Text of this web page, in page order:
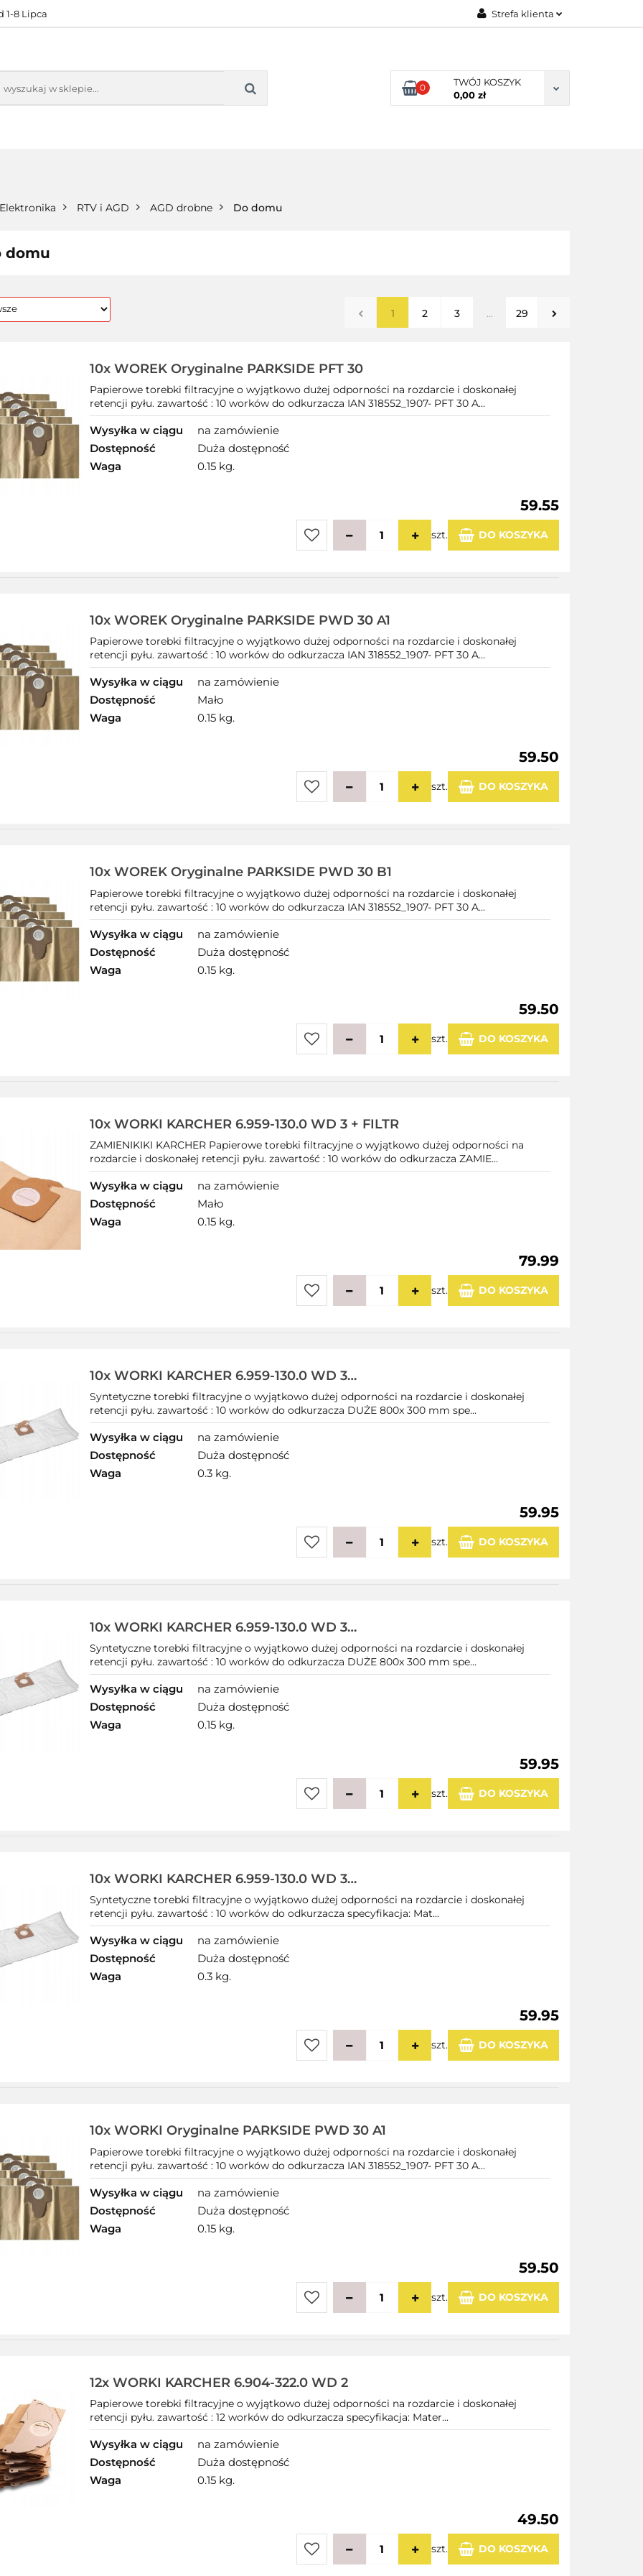
1-8 Lipca Strefa klienta
Zarejestruj się
Dodaj zgłoszenie
0
TWÓJ KOSZYK
0,00 zł
KONTAKT BESTSELLERY BLOG ZADOWOLENI KLIENCI
Elektronika RTV i AGD AGD drobne Do domu
domu
1 2 3 ... 29
10x WOREK Oryginalne PARKSIDE PFT 30
Papierowe torebki filtracyjne o wyjątkowo dużej odporności na rozdarcie i doskonałej
retencji pyłu. zawartość : 10 worków do odkurzacza IAN 318552_1907- PFT 30 A...
Wysyłka w ciągu
na zamówienie
Dostępność
Duża dostępność
Waga
0.15 kg.
59.55
szt. DO KOSZYKA
10x WOREK Oryginalne PARKSIDE PWD 30 A1
Papierowe torebki filtracyjne o wyjątkowo dużej odporności na rozdarcie i doskonałej
retencji pyłu. zawartość : 10 worków do odkurzacza IAN 318552_1907- PFT 30 A...
Wysyłka w ciągu
na zamówienie
Dostępność
Mało
Waga
0.15 kg.
59.50
szt. DO KOSZYKA
10x WOREK Oryginalne PARKSIDE PWD 30 B1
Papierowe torebki filtracyjne o wyjątkowo dużej odporności na rozdarcie i doskonałej
retencji pyłu. zawartość : 10 worków do odkurzacza IAN 318552_1907- PFT 30 A...
Wysyłka w ciągu
na zamówienie
Dostępność
Duża dostępność
Waga
0.15 kg.
59.50
szt. DO KOSZYKA
10x WORKI KARCHER 6.959-130.0 WD 3 + FILTR
ZAMIENIKIKI KARCHER Papierowe torebki filtracyjne o wyjątkowo dużej odporności na
rozdarcie i doskonałej retencji pyłu. zawartość : 10 worków do odkurzacza ZAMIE...
Wysyłka w ciągu
na zamówienie
Dostępność
Mało
Waga
0.15 kg.
79.99
szt. DO KOSZYKA
10x WORKI KARCHER 6.959-130.0 WD 3
Syntetyczne
Syntetyczne torebki filtracyjne o wyjątkowo dużej odporności na rozdarcie i doskonałej
retencji pyłu. zawartość : 10 worków do odkurzacza DUŻE 800x 300 mm spe...
Wysyłka w ciągu
na zamówienie
Dostępność
Duża dostępność
Waga
0.3 kg.
59.95
szt. DO KOSZYKA
10x WORKI KARCHER 6.959-130.0 WD 3
Syntetyczne
Syntetyczne torebki filtracyjne o wyjątkowo dużej odporności na rozdarcie i doskonałej
retencji pyłu. zawartość : 10 worków do odkurzacza DUŻE 800x 300 mm spe...
Wysyłka w ciągu
na zamówienie
Dostępność
Duża dostępność
Waga
0.15 kg.
59.95
szt. DO KOSZYKA
10x WORKI KARCHER 6.959-130.0 WD 3
Syntetyczne
Syntetyczne torebki filtracyjne o wyjątkowo dużej odporności na rozdarcie i doskonałej
retencji pyłu. zawartość : 10 worków do odkurzacza specyfikacja: Mat...
Wysyłka w ciągu
na zamówienie
Dostępność
Duża dostępność
Waga
0.3 kg.
59.95
szt. DO KOSZYKA
10x WORKI Oryginalne PARKSIDE PWD 30 A1
Papierowe torebki filtracyjne o wyjątkowo dużej odporności na rozdarcie i doskonałej
retencji pyłu. zawartość : 10 worków do odkurzacza IAN 318552_1907- PFT 30 A...
Wysyłka w ciągu
na zamówienie
Dostępność
Duża dostępność
Waga
0.15 kg.
59.50
szt. DO KOSZYKA
12x WORKI KARCHER 6.904-322.0 WD 2
Papierowe torebki filtracyjne o wyjątkowo dużej odporności na rozdarcie i doskonałej
retencji pyłu. zawartość : 12 worków do odkurzacza specyfikacja: Mater...
Wysyłka w ciągu
na zamówienie
Dostępność
Duża dostępność
Waga
0.15 kg.
49.50
szt. DO KOSZYKA